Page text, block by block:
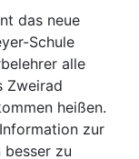
das neue
Schule
alle
Zweirad
heißen.
zur
zu